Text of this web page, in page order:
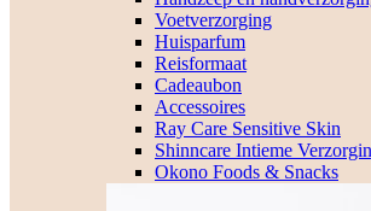
Voetverzorging
Huisparfum
Reisformaat
Cadeaubon
Accessoires
Ray Care Sensitive Skin
Shinncare Intieme
Okono Foods & Snacks